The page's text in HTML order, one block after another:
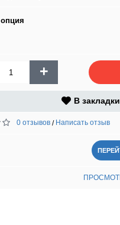
+
В закладки
0 отзывов / Написать отзыв